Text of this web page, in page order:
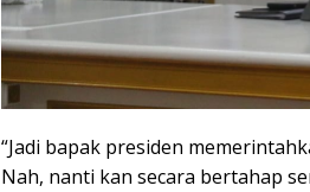
“Jadi bapak presiden
Nah, nanti kan secara bertahap